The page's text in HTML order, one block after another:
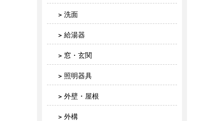
洗面
給湯器
窓・玄関
照明器具
外壁・屋根
外構